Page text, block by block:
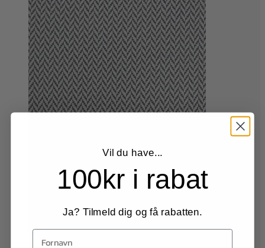
Vælg muligheder
Dette
vare
flere
Mulighederne
Light grey
Sand sommer
Vil du have...
100kr i rabat
Ja? Tilmeld dig og få rabatten.